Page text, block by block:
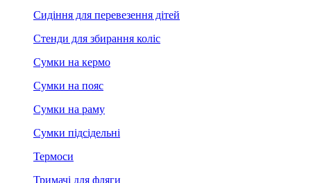
Сидіння для перевезення дітей
Стенди для збирання коліс
Сумки на кермо
Сумки на пояс
Сумки на раму
Сумки підсідельні
Термоси
Тримачі для фляги